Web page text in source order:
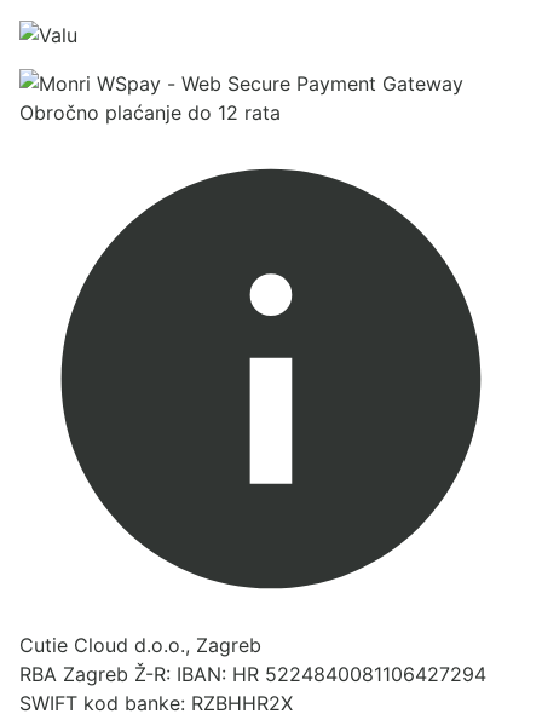
Obročno plaćanje do 12 rata
Cutie Cloud d.o.o., Zagreb
RBA Zagreb Ž-R: IBAN: HR 5224840081106427294
SWIFT kod banke: RZBHHR2X